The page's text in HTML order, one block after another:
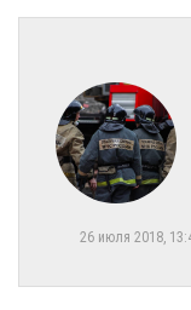
26 июля 2018,